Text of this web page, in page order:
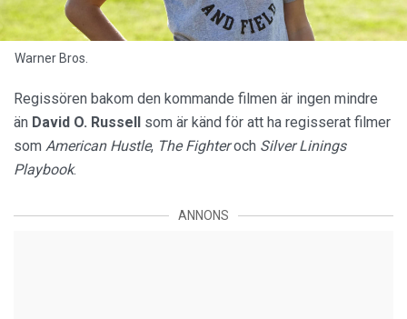
Warner Bros.
Regissören bakom den kommande filmen är ingen mindre
än David O. Russell
som är känd för att ha regisserat filmer
som American Hustle, The Fighteroch Silver Linings
Playbook.
ANNONS